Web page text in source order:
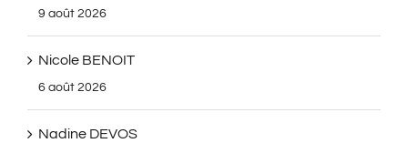
9 août 2026
Nicole BENOIT
6 août 2026
Nadine DEVOS